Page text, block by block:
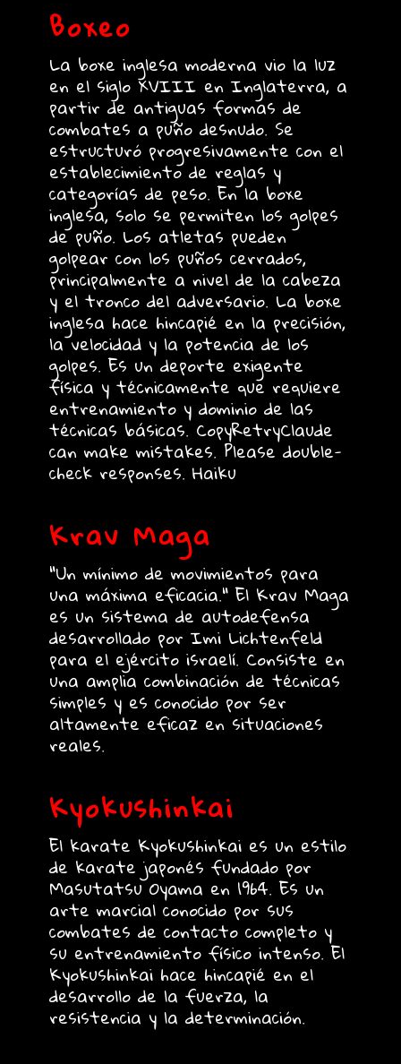
Boxeo
La boxe inglesa moderna vio la luz
en el siglo XVIII en Inglaterra, a
partir de antiguas formas de
combates a puño desnudo. Se
estructuró progresivamente con el
establecimiento de reglas y
categorías de peso. En la boxe
inglesa, solo se permiten los golpes
de puño. Los atletas pueden
golpear con los puños cerrados,
principalmente a nivel de la cabeza
y el tronco del adversario. La boxe
inglesa hace hincapié en la precisión,
la velocidad y la potencia de los
golpes. Es un deporte exigente
física y técnicamente que requiere
entrenamiento y dominio de las
técnicas básicas. CopyRetryClaude
can make mistakes. Please double-
check responses. Haiku
Krav Maga
"Un mínimo de movimientos para
una máxima eficacia." El Krav Maga
es un sistema de autodefensa
desarrollado por Imi Lichtenfeld
para el ejército israelí. Consiste en
una amplia combinación de técnicas
simples y es conocido por ser
altamente eficaz en situaciones
reales.
Kyokushinkai
El karate Kyokushinkai es un estilo
de karate japonés fundado por
Masutatsu Oyama en 1964. Es un
arte marcial conocido por sus
combates de contacto completo y
su entrenamiento físico intenso. El
Kyokushinkai hace hincapié en el
desarrollo de la fuerza, la
resistencia y la determinación.